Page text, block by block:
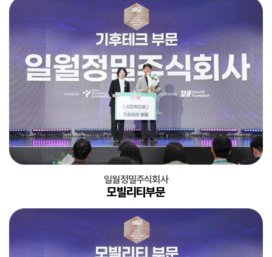
일월정밀주식회사
모빌리티부문